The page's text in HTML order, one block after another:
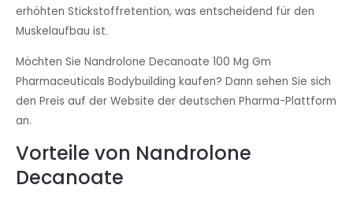
erhöhten Stickstoffretention, was entscheidend für den
Muskelaufbau ist.
Möchten Sie Nandrolone Decanoate 100 Mg Gm
Pharmaceuticals Bodybuilding kaufen? Dann sehen Sie sich
den Preis auf der Website der deutschen Pharma-Plattform
an.
Vorteile von Nandrolone
Decanoate